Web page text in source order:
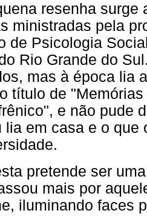
resenha
ministradas pela
de Psicologia
Rio Grande do
mas à época lia
título de
e não pude
lia em casa e o que
pretende ser
mais por
iluminando faces